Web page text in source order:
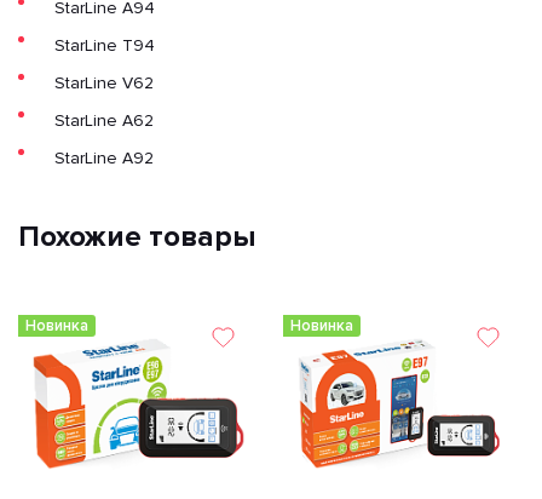
StarLine A94
StarLine T94
StarLine V62
StarLine A62
StarLine A92
Похожие товары
Новинка Новинка